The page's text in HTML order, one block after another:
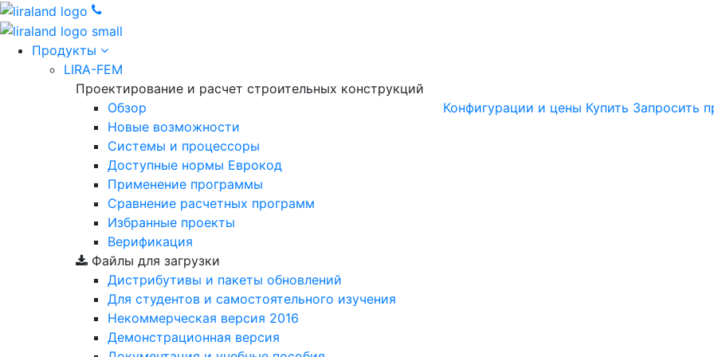
Продукты
LIRA-FEM
Проектирование и расчет строительных конструкций
Обзор
Новые возможности
Cистемы и процессоры
Доступные нормы Еврокод
Применение программы
Сравнение расчетных программ
Избранные проекты
Верификация
Конфигурации и цены Купить Запросить
Файлы для загрузки
Дистрибутивы и пакеты обновлений
Для студентов и самостоятельного изучения
Некоммерческая версия 2016
Демонстрационная версия